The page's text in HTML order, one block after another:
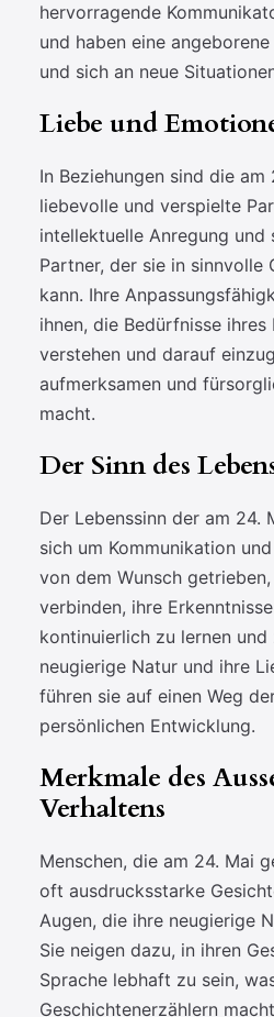
hervorragende
und haben eine
und sich an neue
Liebe und
In Beziehungen sind die am
liebevolle und verspielte
intellektuelle Anregung und
Partner, der sie in sinnvolle
kann. Ihre
ihnen, die Bedürfnisse ihres
verstehen und darauf
aufmerksamen und
macht.
Der Sinn des
Der Lebenssinn der am 24.
sich um Kommunikation
von dem Wunsch
verbinden, ihre
kontinuierlich zu lernen und
neugierige Natur und ihre
führen sie auf einen Weg
persönlichen Entwicklung.
Merkmale des
Verhaltens
Menschen, die am 24. Mai
oft ausdrucksstarke
Augen, die ihre neugierige
Sie neigen dazu, in ihren
Sprache lebhaft zu sein,
Geschichtenerzählern